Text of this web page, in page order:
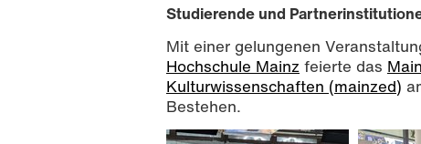
Studierende und
Mit einer gelungenen
Hochschule Mainz feierte das
Kulturwissenschaften (mainzed)
Bestehen.